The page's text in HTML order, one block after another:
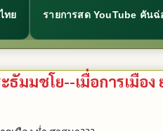
ทย รายการสด YouTube คันฉ่
มมชโย--เมื่อการเมือง